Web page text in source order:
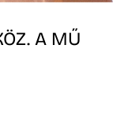
A MŰ